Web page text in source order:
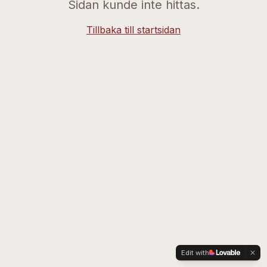
Sidan kunde inte hittas.
Tillbaka till startsidan
Edit with